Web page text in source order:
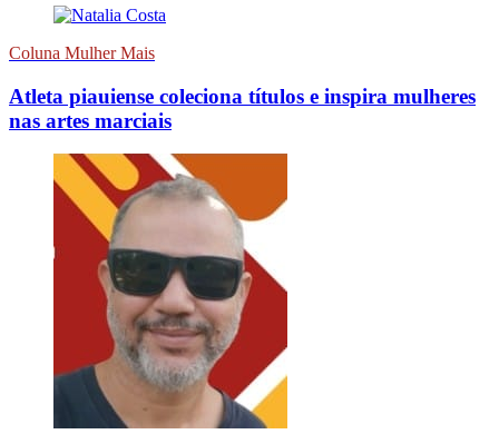
Coluna Mulher Mais
Atleta piauiense coleciona títulos e inspira mulheres
nas artes marciais